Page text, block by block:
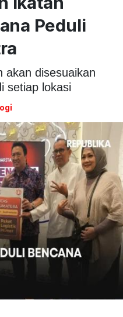
Peduli
akan disesuaikan
setiap lokasi